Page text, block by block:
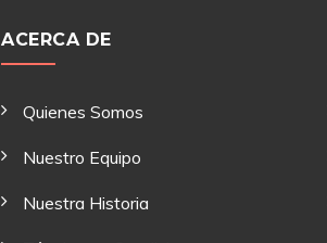
ACERCA DE
Quienes Somos
Nuestro Equipo
Nuestra Historia